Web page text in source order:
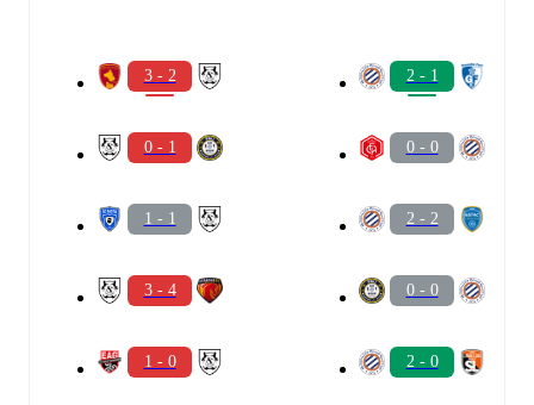
3 - 2
0 - 1
1 - 1
3 - 4
1 - 0
2 - 1
0 - 0
2 - 2
0 - 0
2 - 0